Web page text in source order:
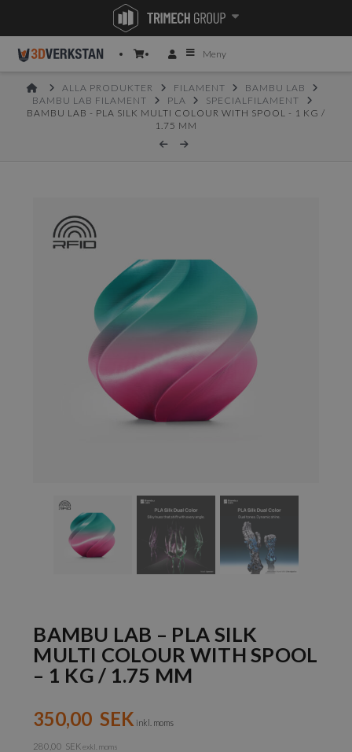
Meny
HOMEALLA PRODUKTER FILAMENT
BAMBU LAB
BAMBU LAB FILAMENT
PLA
SPECIALFILAMENT
BAMBU LAB - PLA SILK MULTI COLOUR WITH SPOOL - 1 KG /
1.75 MM
BAMBU LAB – PLA SILK
MULTI COLOUR WITH SPOOL
– 1 KG / 1.75 MM
350,00 SEK inkl. moms
280,00 SEK exkl. moms